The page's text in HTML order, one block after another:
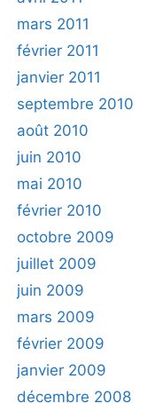
mars 2011
février 2011
janvier 2011
septembre 2010
août 2010
juin 2010
mai 2010
février 2010
octobre 2009
juillet 2009
juin 2009
mars 2009
février 2009
janvier 2009
décembre 2008